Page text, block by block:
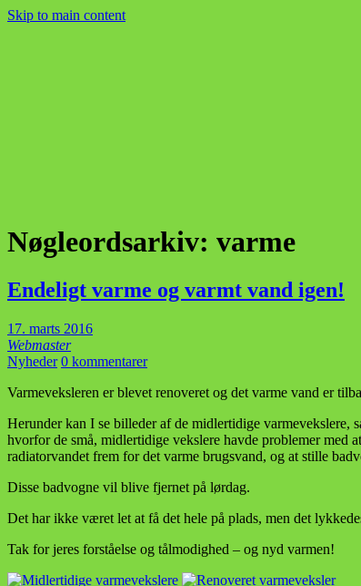
Skip to main content
Nøgleordsarkiv: varme
Endeligt varme og varmt vand igen!
17. marts 2016
Webmaster
Nyheder 0 kommentarer
Varmeveksleren er blevet renoveret og det varme vand er
Herunder kan I se billeder af de midlertidige varmevekslere,
hvorfor de små, midlertidige vekslere havde problemer med
radiatorvandet frem for det varme brugsvand, og at stille
Disse badvogne vil blive fjernet på lørdag.
Det har ikke været let at få det hele på plads, men det
Tak for jeres forståelse og tålmodighed – og nyd varmen!